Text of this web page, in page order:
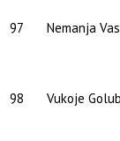
97 Nemanja
98 Vukoje